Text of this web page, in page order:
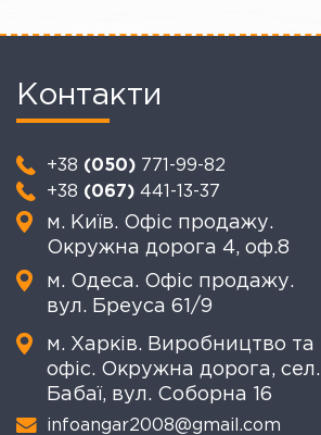
Контакти
+38 (050) 771-99-82
+38 (067) 441-13-37
м. Київ. Офіс продажу.
Окружна дорога 4, оф.8
м. Одеса. Офіс продажу.
вул. Бреуса 61/9
м. Харків. Виробництво та
офіс. Окружна дорога, сел.
Бабаї, вул. Соборна 16
infoangar2008@gmail.com